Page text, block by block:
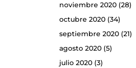
noviembre 2020(28)
octubre 2020(34)
septiembre 2020(21)
agosto 2020(5)
julio 2020(3)